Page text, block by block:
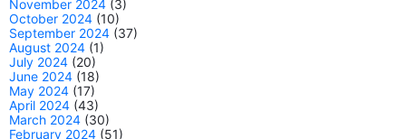
November 2024 (3)
October 2024 (10)
September 2024 (37)
August 2024 (1)
July 2024 (20)
June 2024 (18)
May 2024 (17)
April 2024 (43)
March 2024 (30)
February 2024 (51)